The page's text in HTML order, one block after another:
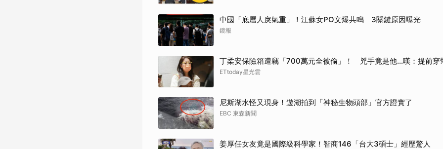
中國「底層人戾氣重」！江蘇女PO文爆共鳴 3關鍵原因曝光
鏡報
丁柔安保險箱遭竊「700萬元全被偷」！ 兇手竟是他...嘆：提前穿
ETtoday星光雲
尼斯湖水怪又現身！遊湖拍到「神秘生物頭部」官方證實了
EBC 東森新聞
姜厚任女友竟是國際級科學家！智商146「台大3碩士」經歷驚人